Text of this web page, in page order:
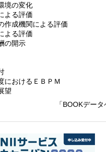
境の変化
よる評価
成機関による評価
よる評価
の開示
おけるＥＢＰＭ
望
「BOOKデー